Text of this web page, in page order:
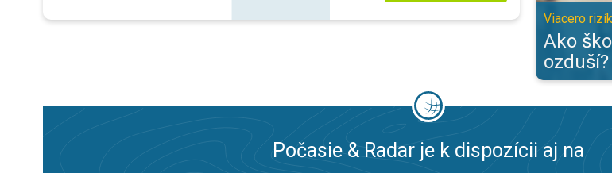
Viacero
Ako
ozduší?
Počasie & Radar je k dispozícii aj na